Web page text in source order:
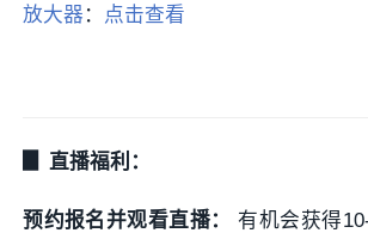
放大器 ： 点击查看
▊ 直播福利：
预约报名并观看直播：有机会获得